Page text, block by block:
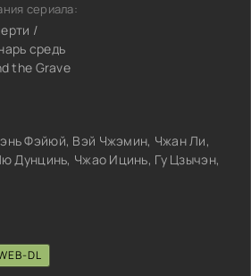
сериала:
/
средь
the Grave
Фэйюй, Вэй Чжэмин, Чжан Ли,
Дунцинь, Чжао Ицинь, Гу Цзычэн,
DL